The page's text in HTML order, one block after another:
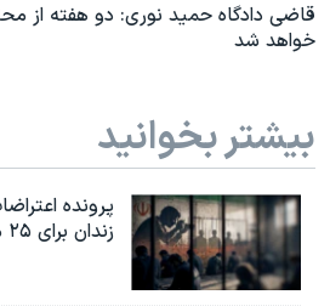
قاضی دادگاه حمید نوری: دو هفته از
خواهد شد
بیشتر بخوانید
زندان برای ۲۵ معترض در اردبیل